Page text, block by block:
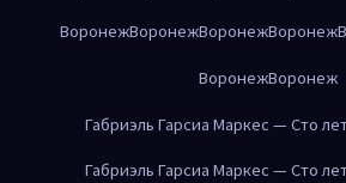
ВоронежВоронежВоронежВоронеж
ВоронежВоронеж
Габриэль Гарсиа Маркес — Сто
Габриэль Гарсиа Маркес — Сто